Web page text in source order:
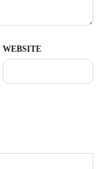
WEBSITE